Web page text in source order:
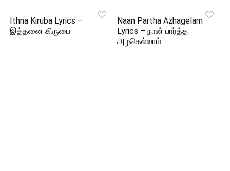
Ithna Kiruba Lyrics –
இத்தனை கிருபை
Naan Partha Azhagelam
Lyrics – நான் பார்த்த
அழகெல்லாம்